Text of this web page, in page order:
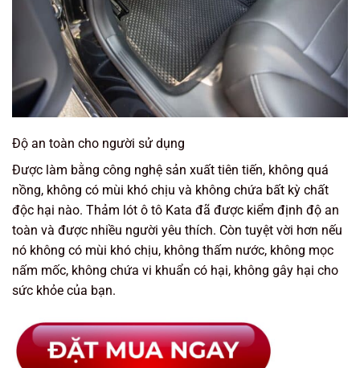
Độ an toàn cho người sử dụng
Được làm bằng công nghệ sản xuất tiên tiến, không quá
nồng, không có mùi khó chịu và không chứa bất kỳ chất
độc hại nào. Thảm lót ô tô Kata đã được kiểm định độ an
toàn và được nhiều người yêu thích. Còn tuyệt vời hơn nếu
nó không có mùi khó chịu, không thấm nước, không mọc
nấm mốc, không chứa vi khuẩn có hại, không gây hại cho
sức khỏe của bạn.